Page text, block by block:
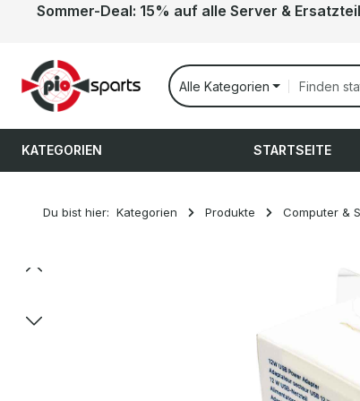
Hauptinhalt springen
Zur Suche springen
Zur Hauptnavigation springen
Sommer-Deal: 15% auf alle Server &
Alle Kategorien
KATEGORIEN STARTSEITE
Du bist hier: Kategorien Produkte Computer &
Bildergalerie überspringen